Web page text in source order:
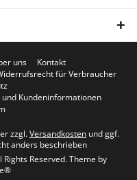
uns
Kontakt
für Verbraucher
Kundeninformationen
zzgl.Versandkosten und ggf.
anders beschrieben
Reserved. Theme by